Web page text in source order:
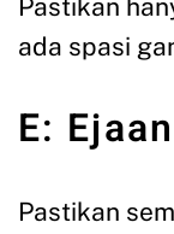
Pastikan
ada spasi
E: Ejaan
Pastikan